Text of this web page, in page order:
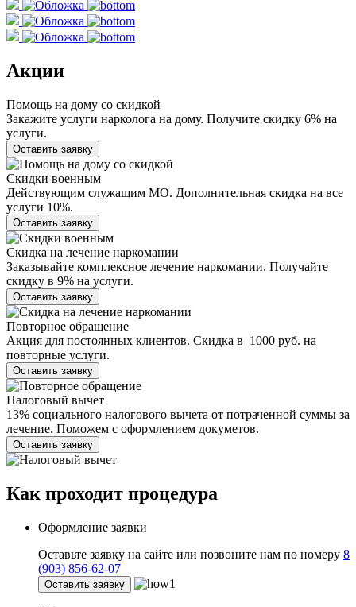
Акции
Помощь на дому со скидкой
Закажите услуги нарколога на дому. Получите скидку 6% на
услуги.
Оставить заявку
Скидки военным
Действующим служащим МО. Дополнительная скидка на все
услуги 10%.
Оставить заявку
Скидка на лечение наркомании
Заказывайте комплексное лечение наркомании. Получайте
скидку в 9% на услуги.
Оставить заявку
Повторное обращение
Акция для постоянных клиентов. Скидка в 1000 руб. на
повторные услуги.
Оставить заявку
Налоговый вычет
13% социального налогового вычета от потраченной суммы за
лечение. Поможем с оформлением докуметов.
Оставить заявку
Как проходит процедура
Оформление заявки
Оставьте заявку на сайте или позвоните нам по номеру 8
(903) 856-62-07
Оставить заявку